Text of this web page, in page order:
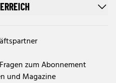
zum Abonnement
und Magazine